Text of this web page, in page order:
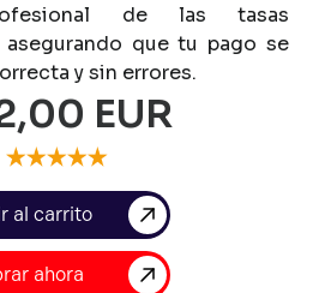
de las
tasas
asegurando que tu pago se
ysin errores.
EUR
ahora